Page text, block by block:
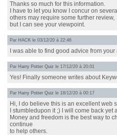
Thanks so much for this information.
I have to let you know I concur on
others may require some further review,
but I can see your viewpoint.
Par HACK le 03/12/20 à 22:46
I was able to find good advice from your
Par Harry Potter Quiz le 17/12/20 à 20:01
Yes! Finally someone writes about
Par Harry Potter Quiz le 18/12/20 à 00:17
Hi, I do believe this is an excellent web
I stumbledupon it ;) I will come back
Money and freedom is the best way to
continue
to help others.